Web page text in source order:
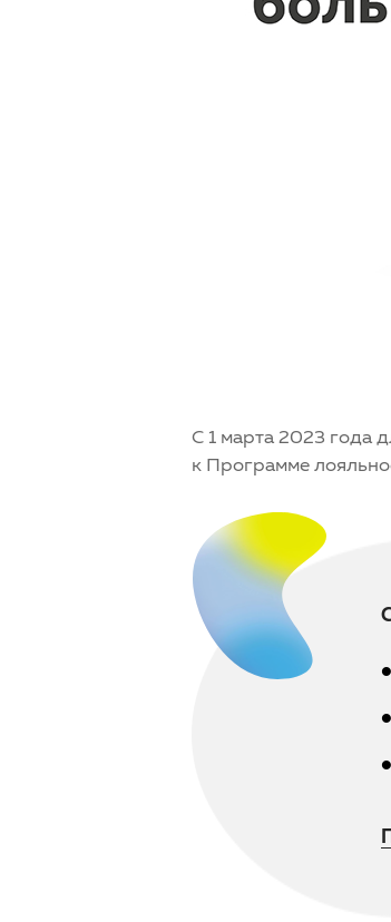
С 1 марта 2023 года
к Программе